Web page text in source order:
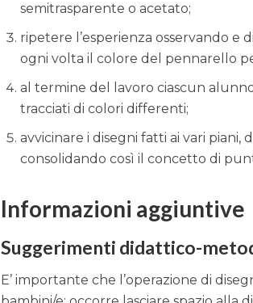
semitrasparente o acetato;
ripetere l’esperienza osservando e
ogni volta il colore del pennarello
al termine del lavoro ciascun
tracciati di colori differenti;
avvicinare i disegni fatti ai vari piani,
consolidando così il concetto di
Informazioni aggiuntive
Suggerimenti didattico-
E’ importante che l’operazione di